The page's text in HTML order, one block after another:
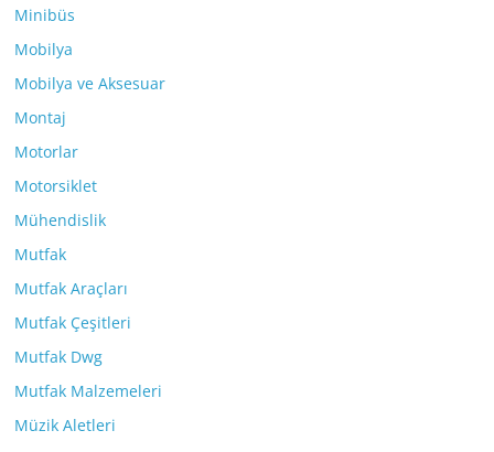
Minibüs
Mobilya
Mobilya ve Aksesuar
Montaj
Motorlar
Motorsiklet
Mühendislik
Mutfak
Mutfak Araçları
Mutfak Çeşitleri
Mutfak Dwg
Mutfak Malzemeleri
Müzik Aletleri